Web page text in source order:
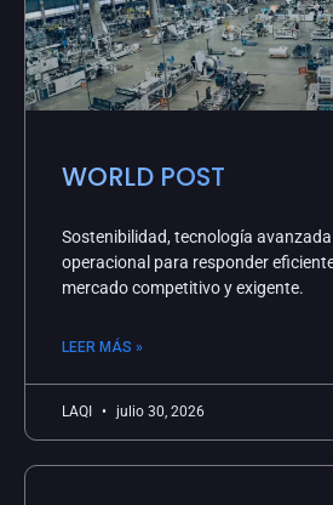
WORLD POST
Sostenibilidad, tecnología avanzada
operacional para responder
mercado competitivo y exigente.
LEER MÁS »
LAQI julio 30, 2026